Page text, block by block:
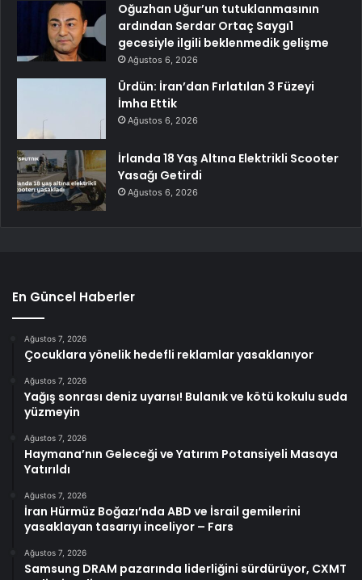
Oğuzhan Uğur’un tutuklanmasının
ardından Serdar Ortaç Saygı1
gecesiyle ilgili beklenmedik gelişme
Ağustos 6, 2026
Ürdün: İran’dan Fırlatılan 3 Füzeyi
İmha Ettik
Ağustos 6, 2026
İrlanda 18 Yaş Altına Elektrikli Scooter
Yasağı Getirdi
Ağustos 6, 2026
En Güncel Haberler
Ağustos 7, 2026
Çocuklara yönelik hedefli reklamlar yasaklanıyor
Ağustos 7, 2026
Yağış sonrası deniz uyarısı! Bulanık ve kötü kokulu suda
yüzmeyin
Ağustos 7, 2026
Haymana’nın Geleceği ve Yatırım Potansiyeli Masaya
Yatırıldı
Ağustos 7, 2026
İran Hürmüz Boğazı’nda ABD ve İsrail gemilerini
yasaklayan tasarıyı inceliyor – Fars
Ağustos 7, 2026
Samsung DRAM pazarında liderliğini sürdürüyor, CXMT